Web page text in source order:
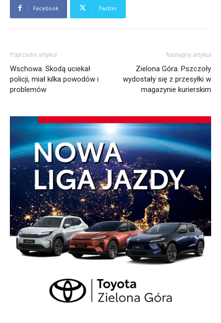
Facebook Twitter
Poprzedni artykuł
Wschowa. Skodą uciekał
policji, miał kilka powodów i
problemów
Następny artykuł
Zielona Góra. Pszczoły
wydostały się z przesyłki w
magazynie kurierskim